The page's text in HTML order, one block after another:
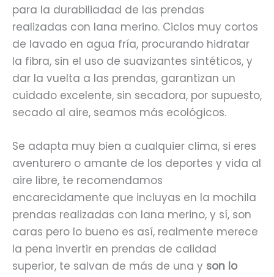
para la durabiliadad de las prendas
realizadas con lana merino. Ciclos muy cortos
de lavado en agua fría, procurando hidratar
la fibra, sin el uso de suavizantes sintéticos, y
dar la vuelta a las prendas, garantizan un
cuidado excelente, sin secadora, por supuesto,
secado al aire, seamos más ecológicos.
Se adapta muy bien a cualquier clima, si eres
aventurero o amante de los deportes y vida al
aire libre, te recomendamos
encarecidamente que incluyas en la mochila
prendas realizadas con lana merino, y sí, son
caras pero lo bueno es así, realmente merece
la pena invertir en prendas de calidad
superior, te salvan de más de una y son lo